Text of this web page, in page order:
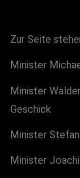
Zur Seite
Minister
Minister
Geschick
Minister
Minister